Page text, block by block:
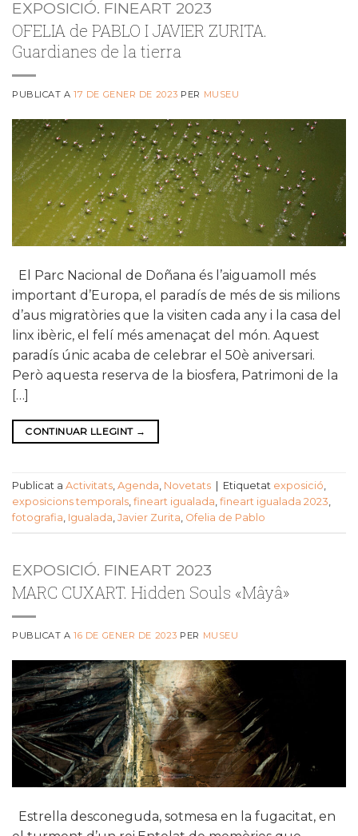
EXPOSICIÓ. FINEART 2023
OFELIA de PABLO I JAVIER ZURITA.
Guardianes de la tierra
PUBLICAT A17 DE GENER DE 2023 PER MUSEU
El Parc Nacional de Doñana és l’aiguamoll més
important d’Europa, el paradís de més de sis milions
d’aus migratòries que la visiten cada any i la casa del
linx ibèric, el felí més amenaçat del món. Aquest
paradís únic acaba de celebrar el 50è aniversari.
Però aquesta reserva de la biosfera, Patrimoni de la
[…]
CONTINUAR LLEGINT →
Publicat a Activitats, Agenda, Novetats Etiquetat exposició,
exposicions temporals, fineart igualada, fineart igualada 2023,
fotografia, Igualada, Javier Zurita, Ofelia de Pablo
EXPOSICIÓ. FINEART 2023
MARC CUXART. Hidden Souls «Mâyâ»
PUBLICAT A16 DE GENER DE 2023 PER MUSEU
Estrella desconeguda, sotmesa en la fugacitat, en